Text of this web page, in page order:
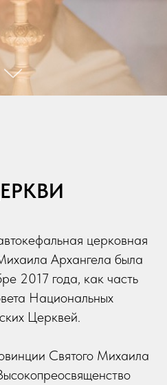
церковная
Архангела была
2017 года, как часть
Национальных
Церквей.
Святого Михаила